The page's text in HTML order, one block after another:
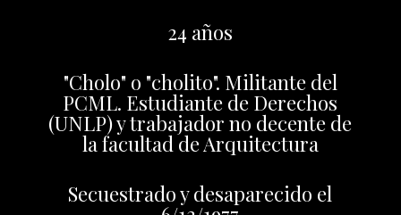
24 años
"Cholo" o "cholito". Militante del
PCML. Estudiante de Derechos
(UNLP) y trabajador no decente de
la facultad de Arquitectura
Secuestrado y desaparecido el